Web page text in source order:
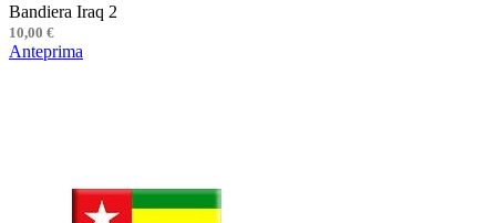
Bandiera Iraq 2
10,00 €
Anteprima